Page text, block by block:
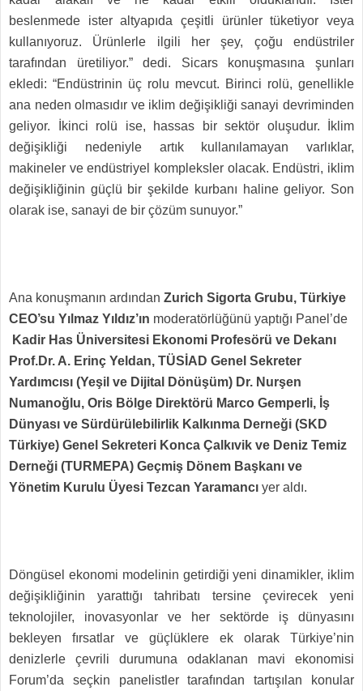
beslenmede ister altyapıda çeşitli ürünler tüketiyor veya
kullanıyoruz. Ürünlerle ilgili her şey, çoğu endüstriler
tarafından üretiliyor.” dedi. Sicars konuşmasına şunları
ekledi: “Endüstrinin üç rolu mevcut. Birinci rolü, genellikle
ana neden olmasıdır ve iklim değişikliği sanayi devriminden
geliyor. İkinci rolü ise, hassas bir sektör oluşudur. İklim
değişikliği nedeniyle artık kullanılamayan varlıklar,
makineler ve endüstriyel kompleksler olacak. Endüstri, iklim
değişikliğinin güçlü bir şekilde kurbanı haline geliyor. Son
olarak ise, sanayi de bir çözüm sunuyor.”
Ana konuşmanın ardından Zurich Sigorta Grubu, Türkiye
CEO’su Yılmaz Yıldız’ın moderatörlüğünü yaptığı Panel’de
Kadir Has Üniversitesi Ekonomi Profesörü ve Dekanı
Prof.Dr. A. Erinç Yeldan, TÜSİAD Genel Sekreter
Yardımcısı (Yeşil ve Dijital Dönüşüm) Dr. Nurşen
Numanoğlu, Oris Bölge Direktörü Marco Gemperli, İş
Dünyası ve Sürdürülebilirlik Kalkınma Derneği (SKD
Türkiye) Genel Sekreteri Konca Çalkıvik ve Deniz Temiz
Derneği (TURMEPA) Geçmiş Dönem Başkanı ve
Yönetim Kurulu Üyesi Tezcan Yaramancı yer aldı.
Döngüsel ekonomi modelinin getirdiği yeni dinamikler, iklim
değişikliğinin yarattığı tahribatı tersine çevirecek yeni
teknolojiler, inovasyonlar ve her sektörde iş dünyasını
bekleyen fırsatlar ve güçlüklere ek olarak Türkiye’nin
denizlerle çevrili durumuna odaklanan mavi ekonomisi
Forum’da seçkin panelistler tarafından tartışılan konular